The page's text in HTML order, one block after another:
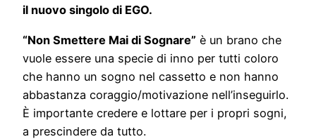
il nuovo singolo di EGO.
“Non Smettere Mai di Sognare” è un brano che
vuole essere una specie di inno per tutti coloro
che hanno un sogno nel cassetto e non hanno
abbastanza coraggio/motivazione nell’inseguirlo.
È importante credere e lottare per i propri sogni,
a prescindere da tutto.